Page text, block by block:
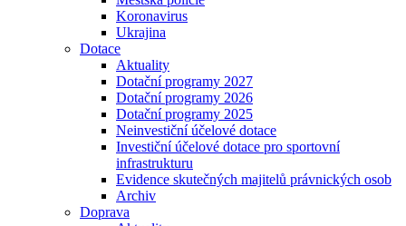
Koronavirus
Ukrajina
Dotace
Aktuality
Dotační programy 2027
Dotační programy 2026
Dotační programy 2025
Neinvestiční účelové dotace
Investiční účelové dotace pro sportovní
infrastrukturu
Evidence skutečných majitelů právnických osob
Archiv
Doprava